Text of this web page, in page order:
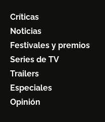
Críticas
Noticias
Festivales y premios
Series de TV
Trailers
Especiales
Opinión